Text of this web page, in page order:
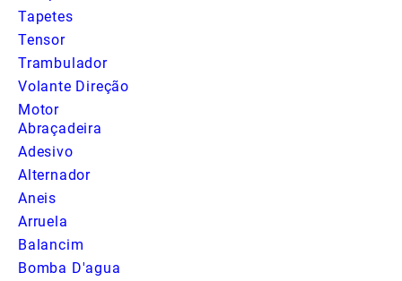
Tapetes
Tensor
Trambulador
Volante Direção
Motor
Abraçadeira
Adesivo
Alternador
Aneis
Arruela
Balancim
Bomba D'agua